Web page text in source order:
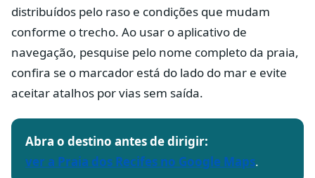
distribuídos pelo raso e condições que mudam
conforme o trecho. Ao usar o aplicativo de
navegação, pesquise pelo nome completo da praia,
confira se o marcador está do lado do mar e evite
aceitar atalhos por vias sem saída.
Abra o destino antes de dirigir:
ver a Praia dos Recifes no Google Maps.